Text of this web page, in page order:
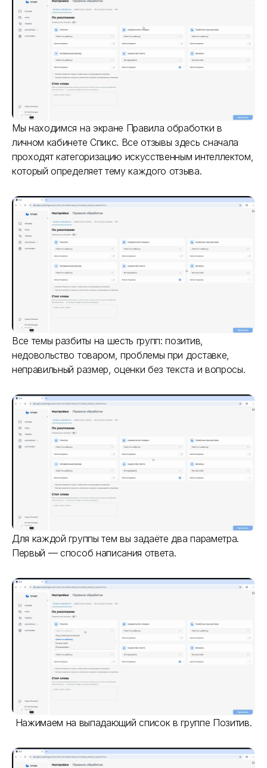
Мы находимся на экране Правила обработки в
личном кабинете Спикс. Все отзывы здесь сначала
проходят категоризацию искусственным интеллектом,
который определяет тему каждого отзыва.
Все темы разбиты на шесть групп: позитив,
недовольство товаром, проблемы при доставке,
неправильный размер, оценки без текста и вопросы.
Для каждой группы тем вы задаёте два параметра.
Первый — способ написания ответа.
Нажимаем на выпадающий список в группе Позитив.